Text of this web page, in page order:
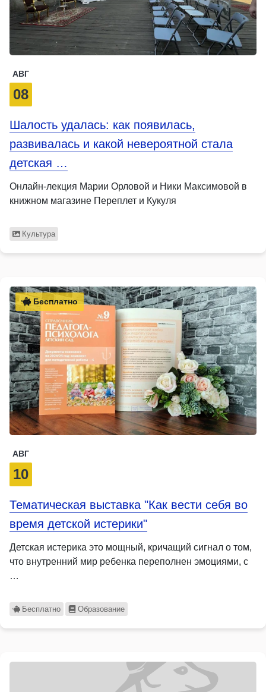
АВГ
08
Шалость удалась: как появилась,
развивалась и какой невероятной стала
детская …
Онлайн-лекция Марии Орловой и Ники Максимовой в
книжном магазине Переплет и Кукуля
Культура
Бесплатно
АВГ
10
Тематическая выставка "Как вести себя во
время детской истерики"
Детская истерика это мощный, кричащий сигнал о том,
что внутренний мир ребенка переполнен эмоциями, с
…
Бесплатно Образование